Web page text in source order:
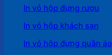
In vỏ hộp đựng rượu
In vỏ hộp khách sạn
In vỏ hộp đựng quần áo